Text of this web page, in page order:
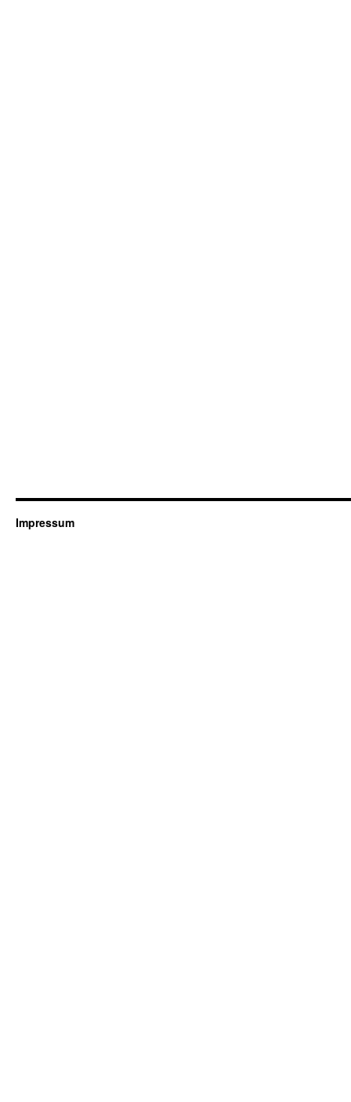
Impressum